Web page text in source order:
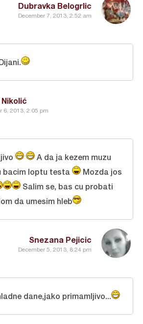
Dubravka Belogrlic
December 7, 2013, 2:52 am
6, 2013, 2:05 pm
Snezana Pejicic
December 5, 2013, 8:24 pm
A da ja kezem muzu
bacim loptu testa
Mozda jos
Salim se, bas cu probati
da umesim hleb
dane,jako primamljivo...